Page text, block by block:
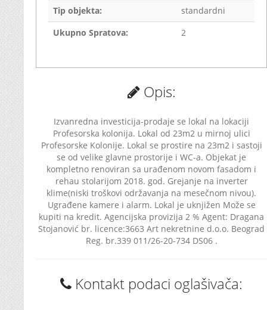
Tip objekta:
standardni
Ukupno Spratova:
2
Opis:
Izvanredna investicija-prodaje se lokal na lokaciji
Profesorska kolonija. Lokal od 23m2 u mirnoj ulici
Profesorske Kolonije. Lokal se prostire na 23m2 i sastoji
se od velike glavne prostorije i WC-a. Objekat je
kompletno renoviran sa urađenom novom fasadom i
rehau stolarijom 2018. god. Grejanje na inverter
klime(niski troškovi održavanja na mesečnom nivou).
Ugrađene kamere i alarm. Lokal je uknjižen Može se
kupiti na kredit. Agencijska provizija 2 % Agent: Dragana
Stojanović br. licence:3663 Art nekretnine d.o.o. Beograd
Reg. br.339 011/26-20-734 DS06 .
Kontakt podaci oglašivača: